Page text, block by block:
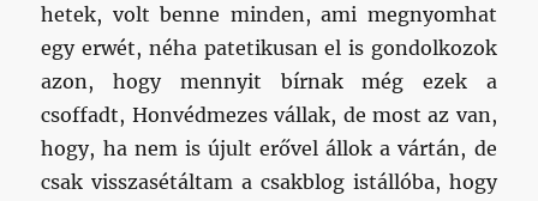
hetek, volt benne minden, ami megnyomhat
egy erwét, néha patetikusan el is gondolkozok
azon, hogy mennyit bírnak még ezek a
csoffadt, Honvédmezes vállak, de most az van,
hogy, ha nem is újult erővel állok a vártán, de
csak visszasétáltam a csakblog istállóba, hogy